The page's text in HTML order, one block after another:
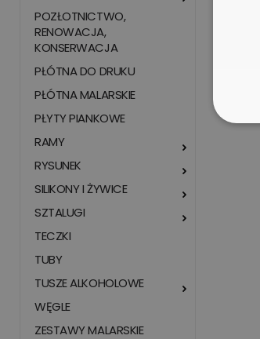
POZŁOTNICTWO,
RENOWACJA,
KONSERWACJA
PŁÓTNA DO DRUKU
PŁÓTNA MALARSKIE
PŁYTY PIANKOWE
RAMY
RYSUNEK
SILIKONY I ŻYWICE
SZTALUGI
TECZKI
TUBY
TUSZE ALKOHOLOWE
WĘGLE
ZESTAWY MALARSKIE